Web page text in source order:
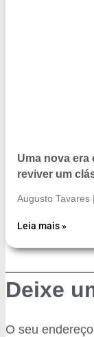
Uma nova era
reviver um
Augusto Tavares
Leia mais »
Deixe
O seu